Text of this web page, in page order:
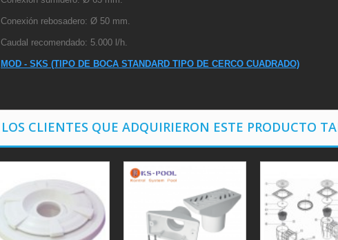
Conexión rebosadero: Ø 50 mm.
Caudal recomendado: 5.000 l/h.
MOD - SKS (TIPO DE BOCA STANDARD TIPO DE CERCO CUADRADO)
LOS CLIENTES QUE ADQUIRIERON ESTE PRODUCTO